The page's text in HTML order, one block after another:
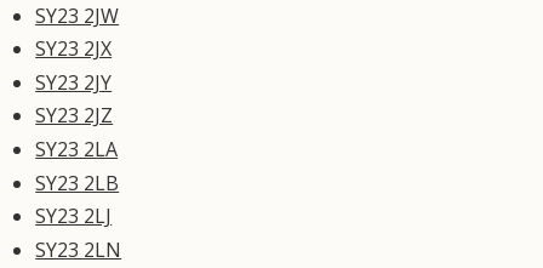
SY23 2JW
SY23 2JX
SY23 2JY
SY23 2JZ
SY23 2LA
SY23 2LB
SY23 2LJ
SY23 2LN